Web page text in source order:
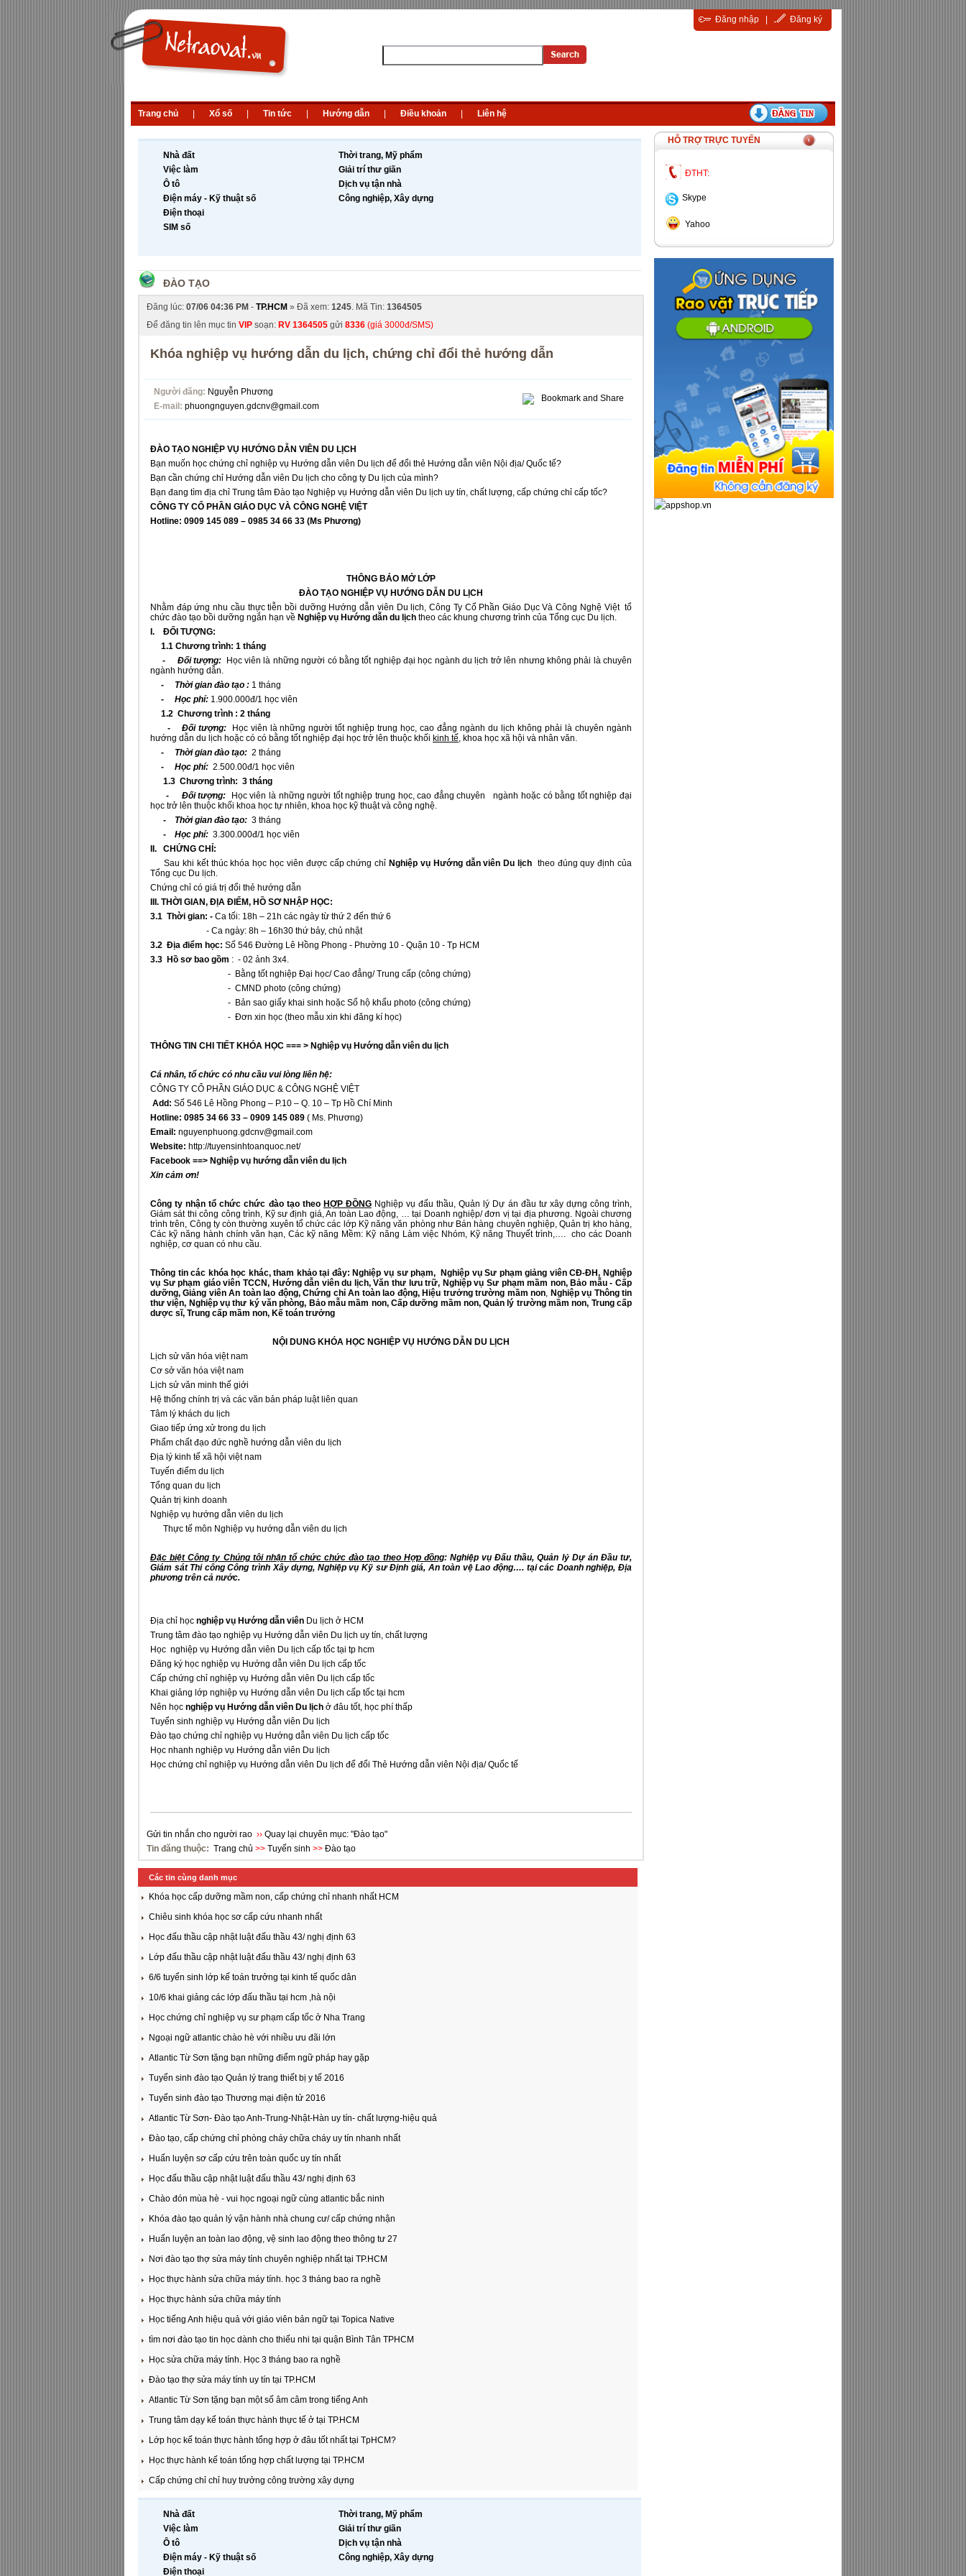
Đăng nhập Đăng ký
Trang chủ Xổ số Tin tức Hướng dẫn Điều khoản Liên hệ
Nhà đất
Việc làm
Ô tô
Điện máy - Kỹ thuật số
Điện thoại
SIM số
Thời trang, Mỹ phẩm
Giải trí thư giãn
Dịch vụ tận nhà
Công nghiệp, Xây dựng
ĐÀO TẠO
Đăng lúc: 07/06 04:36 PM - TP.HCM » Đã xem: 1245. Mã Tin: 1364505
Để đăng tin lên mục tin VIP soạn: RV 1364505 gửi 8336 (giá 3000đ/SMS)
Khóa nghiệp vụ hướng dẫn du lịch, chứng chỉ đổi thẻ hướng dẫn
Người đăng: Nguyễn Phương
E-mail: phuongnguyen.gdcnv@gmail.com
ĐÀO TẠO NGHIỆP VỤ HƯỚNG DẪN VIÊN DU LỊCH
Bạn muốn học chứng chỉ nghiệp vụ Hướng dẫn viên Du lịch để đổi thẻ Hướng dẫn viên Nội địa/ Quốc tế?
Bạn cần chứng chỉ Hướng dẫn viên Du lịch cho công ty Du lịch của mình?
Bạn đang tìm địa chỉ Trung tâm Đào tạo Nghiệp vụ Hướng dẫn viên Du lịch uy tín, chất lượng, cấp chứng chỉ cấp tốc?
CÔNG TY CỔ PHẦN GIÁO DỤC VÀ CÔNG NGHỆ VIỆT
Hotline: 0909 145 089 – 0985 34 66 33 (Ms Phương)
THÔNG BÁO MỞ LỚP
ĐÀO TẠO NGHIỆP VỤ HƯỚNG DẪN DU LỊCH
Nhằm đáp ứng nhu cầu thực tiễn bồi dưỡng Hướng dẫn viên Du lịch, Công Ty Cổ Phần Giáo Dục Và Công Nghệ Việt tổ
chức đào tạo bồi dưỡng ngắn hạn về Nghiệp vụ Hướng dẫn du lịch theo các khung chương trình của Tổng cục Du lịch.
I. ĐỐI TƯỢNG:
1.1 Chương trình: 1 tháng
- Đối tượng: Học viên là những người có bằng tốt nghiệp đại học ngành du lịch trở lên nhưng không phải là chuyên
ngành hướng dẫn.
- Thời gian đào tạo : 1 tháng
- Học phí: 1.900.000đ/1 học viên
1.2 Chương trình : 2 tháng
- Đối tượng:Học viên là những người tốt nghiệp trung học, cao đẳng ngành du lịch không phải là chuyên ngành
hướng dẫn du lịch hoặc có có bằng tốt nghiệp đại học trở lên thuộc khối kinh tế, khoa học xã hội và nhân văn.
- Thời gian đào tạo: 2 tháng
- Học phí: 2.500.00đ/1 học viên
1.3 Chương trình: 3 tháng
- Đối tượng: Học viên là những người tốt nghiệp trung học, cao đẳng chuyên ngành hoặc có bằng tốt nghiệp đại
học trở lên thuộc khối khoa học tự nhiên, khoa học kỹ thuật và công nghệ.
- Thời gian đào tạo: 3 tháng
- Học phí: 3.300.000đ/1 học viên
II. CHỨNG CHỈ:
Sau khi kết thúc khóa học học viên được cấp chứng chỉ Nghiệp vụ Hướng dẫn viên Du lịch theo đúng quy định của
Tổng cục Du lịch.
Chứng chỉ có giá trị đổi thẻ hướng dẫn
III. THỜI GIAN, ĐỊA ĐIỂM, HỒ SƠ NHẬP HỌC:
3.1 Thời gian: - Ca tối: 18h – 21h các ngày từ thứ 2 đến thứ 6
- Ca ngày: 8h – 16h30 thứ bảy, chủ nhật
3.2 Địa điểm học: Số 546 Đường Lê Hồng Phong - Phường 10 - Quận 10 - Tp HCM
3.3 Hồ sơ bao gồm : - 02 ảnh 3x4.
- Bằng tốt nghiệp Đại học/ Cao đẳng/ Trung cấp (công chứng)
- CMND photo (công chứng)
- Bản sao giấy khai sinh hoặc Sổ hộ khẩu photo (công chứng)
- Đơn xin học (theo mẫu xin khi đăng kí học)
THÔNG TIN CHI TIẾT KHÓA HỌC === > Nghiệp vụ Hướng dẫn viên du lịch
Cá nhân, tổ chức có nhu cầu vui lòng liên hệ:
CÔNG TY CỔ PHẦN GIÁO DỤC & CÔNG NGHỆ VIỆT
Add: Số 546 Lê Hồng Phong – P.10 – Q. 10 – Tp Hồ Chí Minh
Hotline: 0985 34 66 33 – 0909 145 089 ( Ms. Phương)
Email: nguyenphuong.gdcnv@gmail.com
Website: http://tuyensinhtoanquoc.net/
Facebook ==> Nghiệp vụ hướng dẫn viên du lịch
Xin cảm ơn!
Công ty nhận tổ chức chức đào tạo theo HỢP ĐỒNG Nghiệp vụ đấu thầu, Quản lý Dự án đầu tư xây dựng công trình,
Giám sát thi công công trình, Kỹ sư định giá, An toàn Lao động, … tại Doanh nghiệp/ đơn vị tại địa phương. Ngoài chương
trình trên, Công ty còn thường xuyên tổ chức các lớp Kỹ năng văn phòng như Bán hàng chuyên nghiệp, Quản trị kho hàng,
Các kỹ năng hành chính văn hạn, Các kỹ năng Mềm: Kỹ năng Làm việc Nhóm, Kỹ năng Thuyết trình,…. cho các Doanh
nghiệp, cơ quan có nhu cầu.
Thông tin các khóa học khác, tham khảo tại đây: Nghiệp vụ sư phạm, Nghiệp vụ Sư phạm giảng viên CĐ-ĐH, Nghiệp
vụ Sư phạm giáo viên TCCN, Hướng dẫn viên du lịch,Văn thư lưu trữ, Nghiệp vụ Sư phạm mầm non, Bảo mẫu - Cấp
dưỡng,Giảng viên An toàn lao động,Chứng chỉ An toàn lao động, Hiệu trưởng trường mầm non, Nghiệp vụ Thông tin
thư viện, Nghiệp vụ thư ký văn phòng, Bảo mẫu mầm non, Cấp dưỡng mầm non,Quản lý trường mầm non, Trung cấp
dược sĩ, Trung cấp mầm non, Kế toán trưởng
NỘI DUNG KHÓA HỌC NGHIỆP VỤ HƯỚNG DẪN DU LỊCH
Lịch sử văn hóa việt nam
Cơ sở văn hóa việt nam
Lịch sử văn minh thế giới
Hệ thống chính trị và các văn bản pháp luật liên quan
Tâm lý khách du lịch
Giao tiếp ứng xử trong du lịch
Phẩm chất đạo đức nghề hướng dẫn viên du lịch
Địa lý kinh tế xã hội việt nam
Tuyến điểm du lịch
Tổng quan du lịch
Quản trị kinh doanh
Nghiệp vụ hướng dẫn viên du lịch
Thực tế môn Nghiệp vụ hướng dẫn viên du lịch
Đặc biệt Công ty Chúng tôi nhận tổ chức chức đào tạo theo Hợp đồng: Nghiệp vụ Đấu thầu, Quản lý Dự án Đầu tư,
Giám sát Thi công Công trình Xây dựng, Nghiệp vụ Kỹ sư Định giá, An toàn vệ Lao động…. tại các Doanh nghiệp, Địa
phương trên cả nước.
Địa chỉ học nghiệp vụ Hướng dẫn viên Du lịch ở HCM
Trung tâm đào tạo nghiệp vụ Hướng dẫn viên Du lịch uy tín, chất lượng
Học nghiệp vụ Hướng dẫn viên Du lịch cấp tốc tại tp hcm
Đăng ký học nghiệp vụ Hướng dẫn viên Du lịch cấp tốc
Cấp chứng chỉ nghiệp vụ Hướng dẫn viên Du lịch cấp tốc
Khai giảng lớp nghiệp vụ Hướng dẫn viên Du lịch cấp tốc tại hcm
Nên học nghiệp vụ Hướng dẫn viên Du lịch ở đâu tốt, học phí thấp
Tuyển sinh nghiệp vụ Hướng dẫn viên Du lịch
Đào tạo chứng chỉ nghiệp vụ Hướng dẫn viên Du lịch cấp tốc
Học nhanh nghiệp vụ Hướng dẫn viên Du lịch
Học chứng chỉ nghiệp vụ Hướng dẫn viên Du lịch để đổi Thẻ Hướng dẫn viên Nội địa/ Quốc tế
Gửi tin nhắn cho người rao ›› Quay lại chuyên mục: "Đào tạo"
Tin đăng thuộc: Trang chủ >> Tuyển sinh >> Đào tạo
Các tin cùng danh mục
Khóa học cấp dưỡng mầm non, cấp chứng chỉ nhanh nhất HCM
Chiêu sinh khóa học sơ cấp cứu nhanh nhất
Học đấu thầu cập nhật luật đấu thầu 43/ nghị định 63
Lớp đấu thầu cập nhật luật đấu thầu 43/ nghị định 63
6/6 tuyển sinh lớp kế toán trưởng tại kinh tế quốc dân
10/6 khai giảng các lớp đấu thầu tại hcm ,hà nội
Học chứng chỉ nghiệp vụ sư phạm cấp tốc ở Nha Trang
Ngoại ngữ atlantic chào hè với nhiều ưu đãi lớn
Atlantic Từ Sơn tặng bạn những điểm ngữ pháp hay gặp
Tuyển sinh đào tạo Quản lý trang thiết bị y tế 2016
Tuyển sinh đào tạo Thương mại điện tử 2016
Atlantic Từ Sơn- Đào tạo Anh-Trung-Nhật-Hàn uy tín- chất lượng-hiệu quả
Đào tạo, cấp chứng chỉ phòng cháy chữa cháy uy tín nhanh nhất
Huấn luyện sơ cấp cứu trên toàn quốc uy tín nhất
Học đấu thầu cập nhật luật đấu thầu 43/ nghị định 63
Chào đón mùa hè - vui học ngoại ngữ cùng atlantic bắc ninh
Khóa đào tạo quản lý vận hành nhà chung cư/ cấp chứng nhận
Huấn luyện an toàn lao động, vệ sinh lao động theo thông tư 27
Nơi đào tạo thợ sửa máy tính chuyên nghiệp nhất tại TP.HCM
Học thực hành sửa chữa máy tính. học 3 tháng bao ra nghề
Học thực hành sửa chữa máy tính
Học tiếng Anh hiệu quả với giáo viên bản ngữ tại Topica Native
tìm nơi đào tạo tin học dành cho thiếu nhi tại quận Bình Tân TPHCM
Học sửa chữa máy tính. Học 3 tháng bao ra nghề
Đào tạo thợ sửa máy tính uy tín tại TP.HCM
Atlantic Từ Sơn tặng bạn một số âm câm trong tiếng Anh
Trung tâm dạy kế toán thực hành thực tế ở tại TP.HCM
Lớp học kế toán thực hành tổng hợp ở đâu tốt nhất tại TpHCM?
Học thực hành kế toán tổng hợp chất lượng tại TP.HCM
Cấp chứng chỉ chỉ huy trưởng công trường xây dựng
Nhà đất
Việc làm
Ô tô
Điện máy - Kỹ thuật số
Điện thoại
Thời trang, Mỹ phẩm
Giải trí thư giãn
Dịch vụ tận nhà
Công nghiệp, Xây dựng
HỖ TRỢ TRỰC TUYẾN
ĐTHT:
Skype
Yahoo